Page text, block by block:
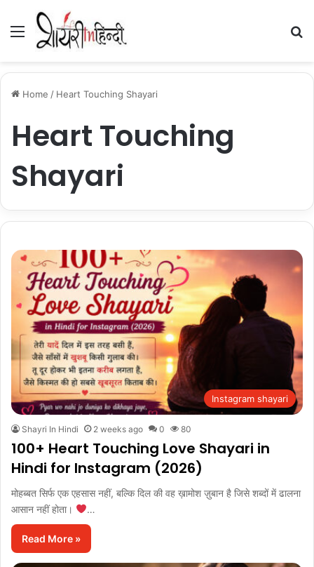
Menu
Home / Heart Touching Shayari
Heart Touching
Shayari
Instagram shayari
Shayri In Hindi 2 weeks ago 0 80
100+ Heart Touching Love Shayari in
Hindi for Instagram (2026)
मोहब्बत सिर्फ एक एहसास नहीं, बल्कि दिल की वह ख़ामोश ज़ुबान है जिसे शब्दों में ढालना
आसान नहीं होता।
…
Read More »